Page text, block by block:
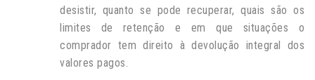
desistir, quanto se pode recuperar, quais são os
limites de retenção e em que situações o
comprador tem direito à devolução integral dos
valores pagos.